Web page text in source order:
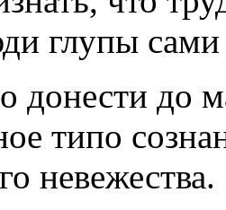
глупы сами
донести до
типо
невежества.